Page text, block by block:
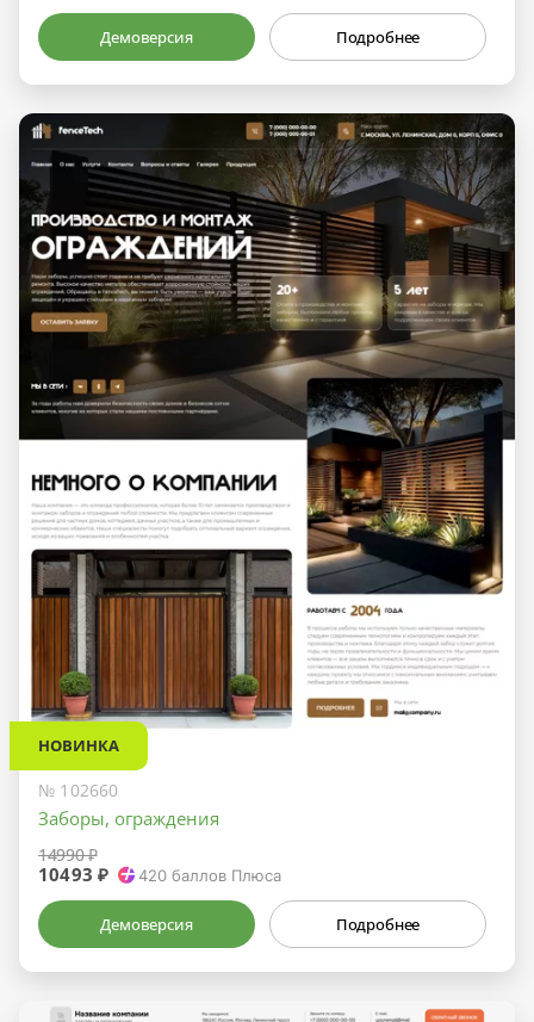
Демоверсия Подробнее
НОВИНКА
№ 102660
Заборы, ограждения
14990 ₽
10493 ₽ 420 баллов Плюса
Демоверсия Подробнее